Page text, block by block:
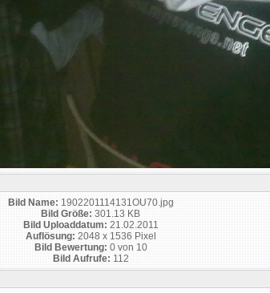
Bild Name: 1902201114131OU70.jpg
Bild Größe: 301.13 KB
Bild Uploaddatum: 21.02.2011
Auflösung: 2048 x 1536 Pixel
Bild Bewertung: 0 von 10
Bild Aufrufe: 112